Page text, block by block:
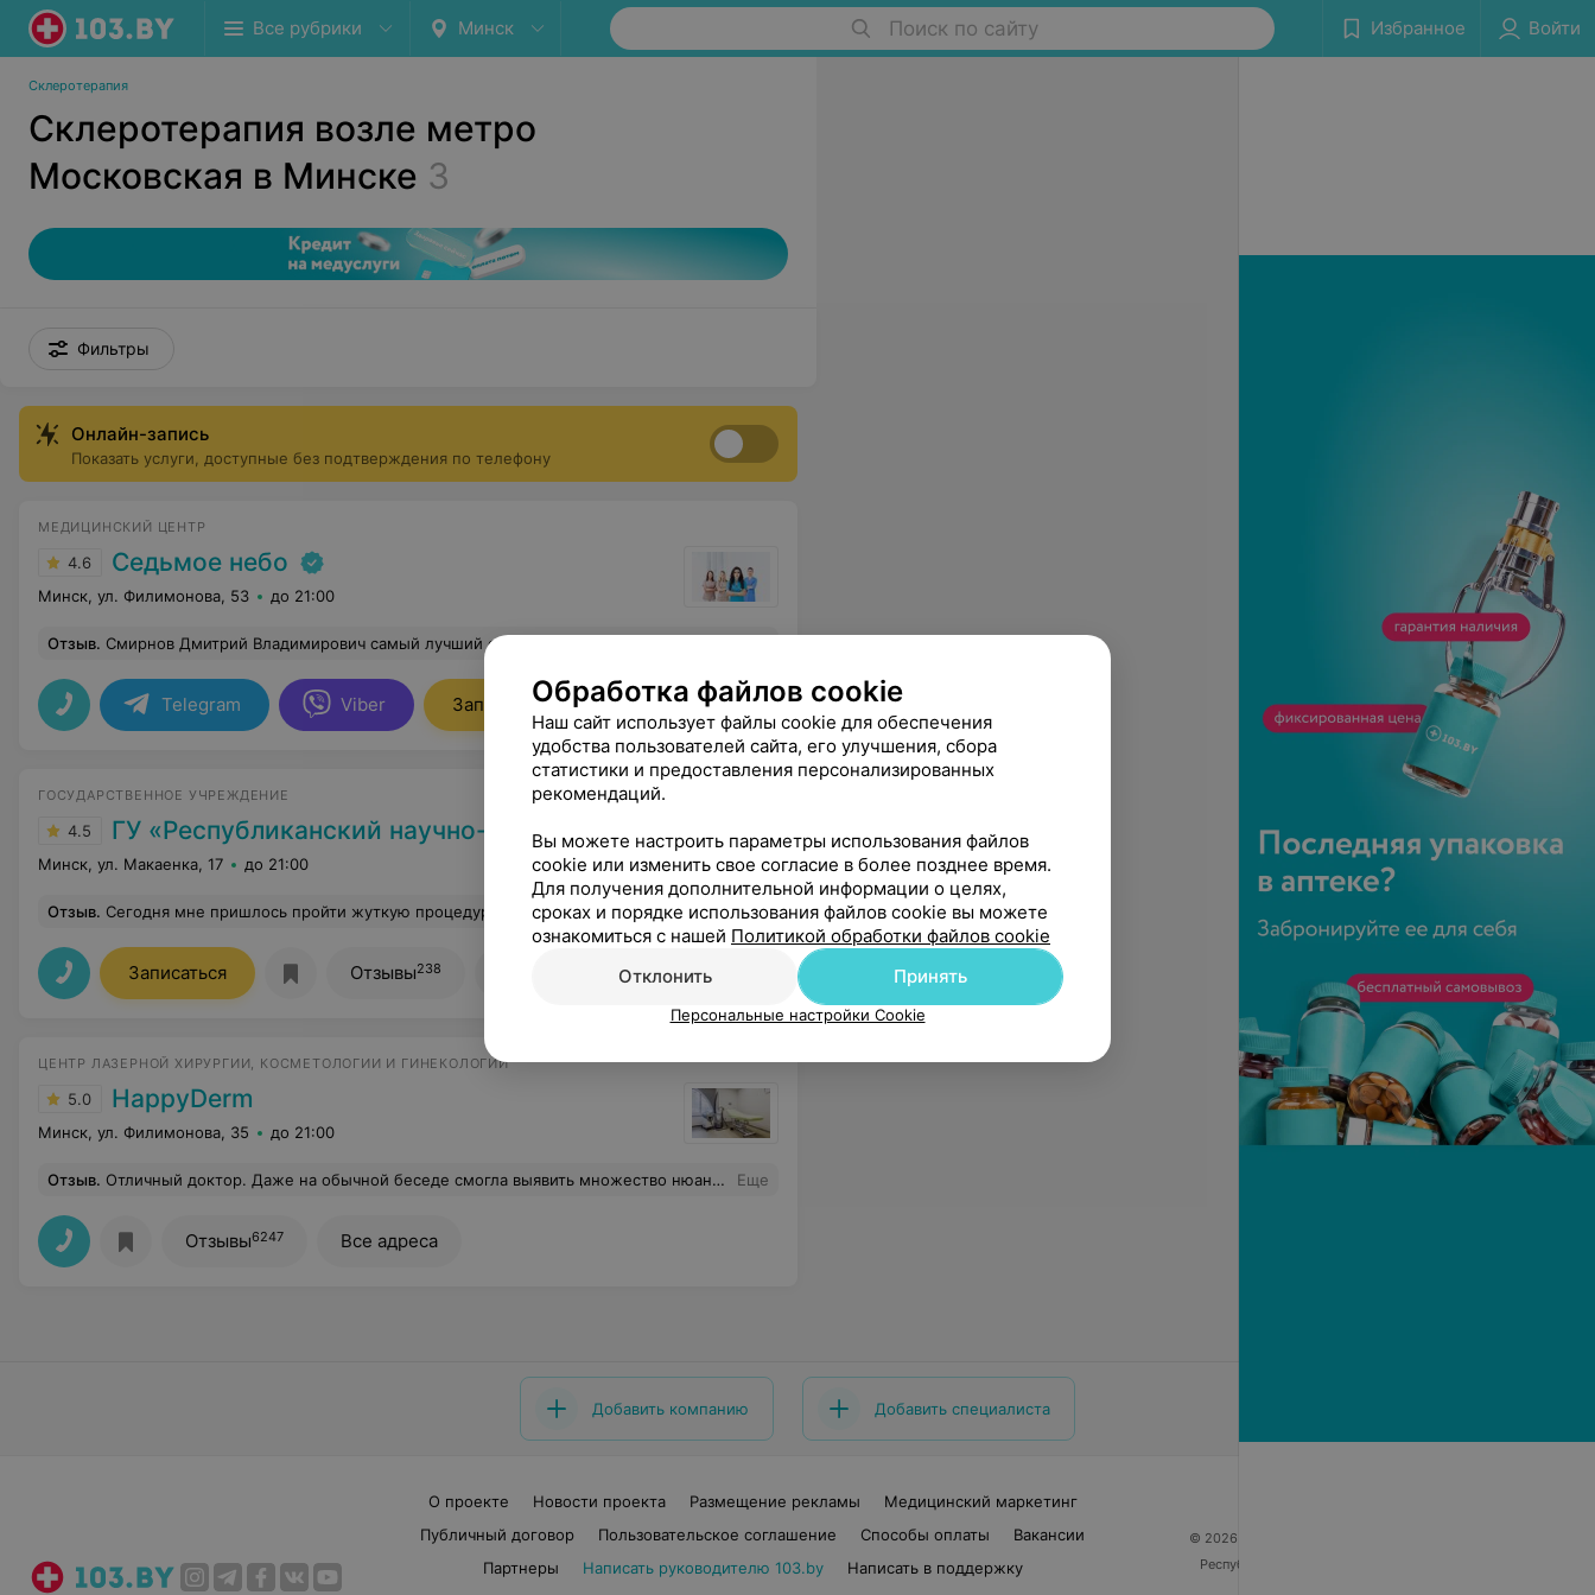
Все рубрики Минск Поиск по сайту Избранное Войти
Склеротерапия
Склеротерапия возле метро
Московская в Минске 3
Фильтры
Онлайн-запись
Показать услуги, доступные без подтверждения по телефону
МЕДИЦИНСКИЙ ЦЕНТР
4.6 Седьмое небо
Минск, ул. Филимонова, 53 до 21:00
Отзыв. Смирнов Дмитрий Владимирович самый лучший специалист в своей области! Внимательный, чуткий, знающий свое дело доктор! Помог мне с моей проблемой и дал необходимые рекомендации. Спасибо!
Telegram Viber Записаться
ГОСУДАРСТВЕННОЕ УЧРЕЖДЕНИЕ
4.5 ГУ «Республиканский научно-практический центр медицинской экспертизы и реабилитаци»
Минск, ул. Макаенка, 17 до 21:00
Отзыв. Сегодня мне пришлось пройти жуткую процедуру ФЭГДС... впервые в жизни. Сказать, что было страшно - это ничего не сказать! Но благодаря врачу Хмелевской Елене Александровне и ее медсестричке все мои страшные ожидания не оправдались!!!! Деликатный подход, подробный рассказ как пройдет процедура, поддерживающие слова во время и скорость ее выполнения - это что-то невероятное! Спасибо огромное!!! Еще
Записаться Отзывы238
ЦЕНТР ЛАЗЕРНОЙ ХИРУРГИИ, КОСМЕТОЛОГИИ И ГИНЕКОЛОГИИ
5.0 HappyDerm
Минск, ул. Филимонова, 35 до 21:00
Отзыв. Отличный доктор. Даже на обычной беседе смогла выявить множество нюансов, на которые стоит обратить внимание. Обязательно вернусь к нему. Еще
Отзывы6247 Все адреса
Добавить компанию Добавить специалиста
О проекте Новости проекта Размещение рекламы
Медицинский маркетинг
Публичный договор
Пользовательское соглашение Способы оплаты
Вакансии
Партнеры
Написать руководителю 103.by
Написать в поддержку
© 2026 ООО «Артокс Лаб», УНП 191700409
Республика Беларусь, г. Минск, улица Толбухина, 2,
Обработка файлов cookie
Наш сайт использует файлы cookie для обеспечения
удобства пользователей сайта, его улучшения, сбора
статистики и предоставления персонализированных
рекомендаций.
Вы можете настроить параметры использования файлов
cookie или изменить свое согласие в более позднее время.
Для получения дополнительной информации о целях,
сроках и порядке использования файлов cookie вы можете
ознакомиться с нашей Политикой обработки файлов cookie
Отклонить
Принять
Персональные настройки Cookie